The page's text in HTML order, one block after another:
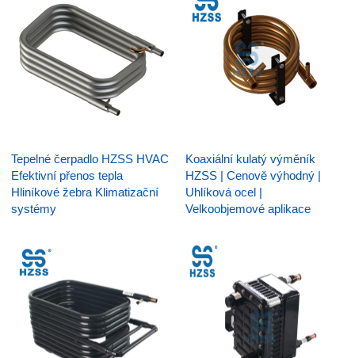
Tepelné čerpadlo HZSS HVAC
Efektivní přenos tepla
Hliníkové žebra Klimatizační
systémy
Koaxiální kulatý výměník
HZSS | Cenově výhodný |
Uhlíková ocel |
Velkoobjemové aplikace